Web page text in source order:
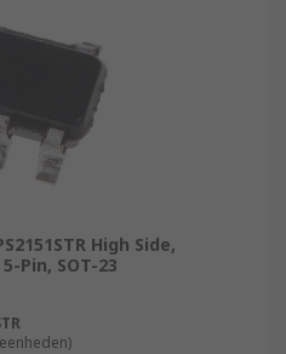
High Side,
Pin, SOT-23